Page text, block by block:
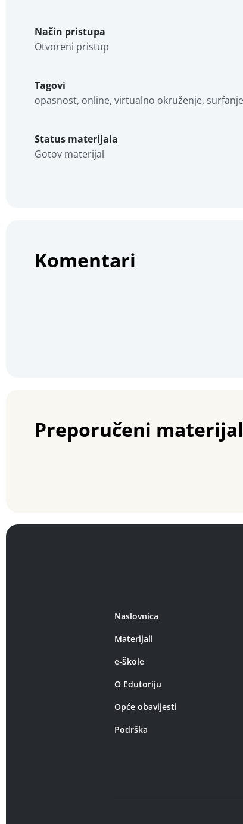
Način pristupa
Otvoreni pristup
Tagovi
opasnost, online, virtualno okruženje,
Status materijala
Gotov materijal
Komentari
Preporučeni
Naslovnica
Materijali
e-Škole
O Edutoriju
Opće obavijesti
Podrška